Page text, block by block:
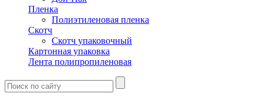
Пленка
Полиэтиленовая пленка
Скотч
Скотч упаковочный
Картонная упаковка
Лента полипропиленовая